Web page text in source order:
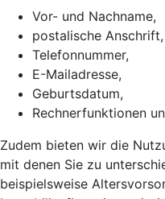
Vor- und Nachname,
postalische Anschrift,
Telefonnummer,
E-Mailadresse,
Geburtsdatum,
Rechnerfunktionen
Zudem bieten wir die
mit denen Sie zu
beispielsweise